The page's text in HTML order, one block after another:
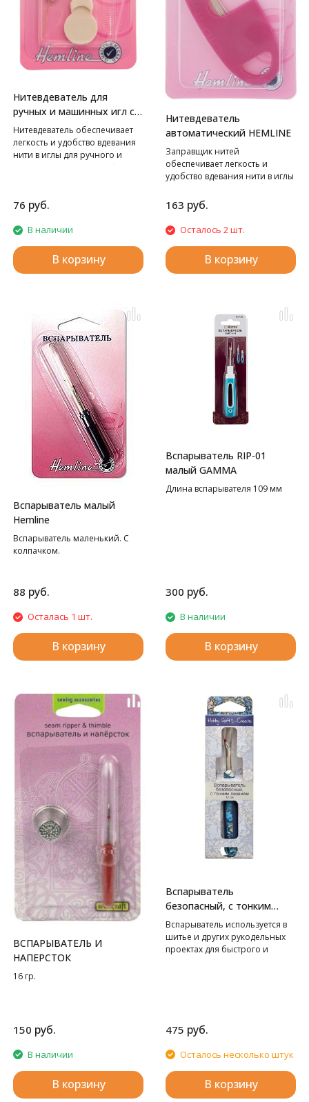
Нитевдеватель для
ручных и машинных игл с
пластиковой ручкой
HEMLINE
Нитевдеватель обеспечивает
легкость и удобство вдевания
нити в иглы для ручного и
машинного шитья. Удобно
76 руб.
В наличии
В корзину
Нитевдеватель
автоматический HEMLINE
Заправщик нитей
обеспечивает легкость и
удобство вдевания нити в иглы
заправляется из дозатора.
Удобное хранение игл в
контейне для быстрого
ремонта. Включает в себя 5 игл
с золотым ушком.
163 руб.
Осталось 2 шт.
В корзину
Вспарыватель малый
Hemline
Вспарыватель маленький. С
колпачком.
88 руб.
Осталась 1 шт.
В корзину
Вспарыватель RIP-01
малый GAMMA
Длина вспарывателя 109 мм
300 руб.
В наличии
В корзину
ВСПАРЫВАТЕЛЬ И
НАПЕРСТОК
16 гр.
150 руб.
В наличии
В корзину
Вспарыватель
безопасный, с тонким
лезвием
Вспарыватель используется в
шитье и других рукодельных
проектах для быстрого и
высококачественное острое
лезвие с безопасным шариком
на конце и прозрачным
колпачком.
475 руб.
Осталось несколько штук
В корзину